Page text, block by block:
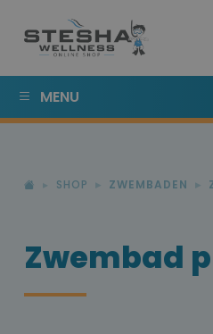
MENU
SHOP ZWEMBADEN
Zwembad